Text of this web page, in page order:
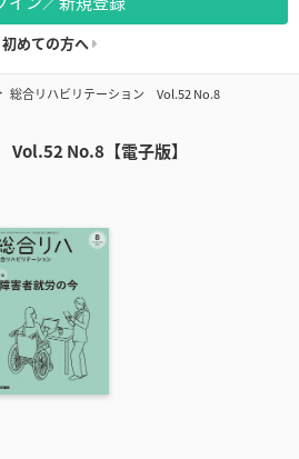
初めての方へ
総合リハビリテーション Vol.52 No.8
No.8【電子版】